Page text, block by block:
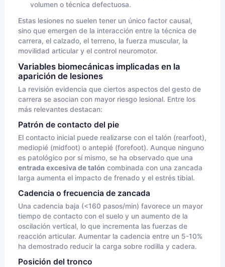
volumen o técnica defectuosa.
Estas lesiones no suelen tener un único factor causal,
sino que emergen de la interacción entre la técnica de
carrera, el calzado, el terreno, la fuerza muscular, la
movilidad articular y el control neuromotor.
Variables biomecánicas implicadas en la
aparición de lesiones
La revisión evidencia que ciertos aspectos del gesto de
carrera se asocian con mayor riesgo lesional. Entre los
más relevantes destacan:
Patrón de contacto del pie
El contacto inicial puede realizarse con el talón (rearfoot),
mediopié (midfoot) o antepié (forefoot). Aunque ninguno
es patológico por sí mismo, se ha observado que una
entrada excesiva de talón combinada con una zancada
larga aumenta el impacto de frenado y el estrés tibial.
Cadencia o frecuencia de zancada
Una cadencia baja (<160 pasos/min) favorece un mayor
tiempo de contacto con el suelo y un aumento de la
oscilación vertical, lo que incrementa las fuerzas de
reacción articular. Aumentar la cadencia entre un 5-10%
ha demostrado reducir la carga sobre rodilla y cadera.
Posición del tronco